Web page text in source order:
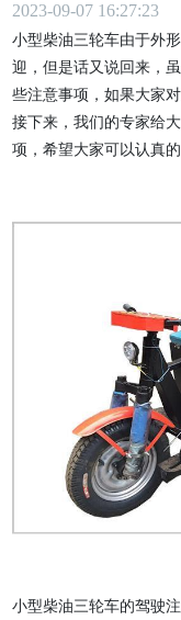
2023-09-07 16:27:23
小型柴油三轮车由于外
迎，但是话又说回来，
些注意事项，如果大家
接下来，我们的专家给
项，希望大家可以认真的
小型柴油三轮车的驾驶注